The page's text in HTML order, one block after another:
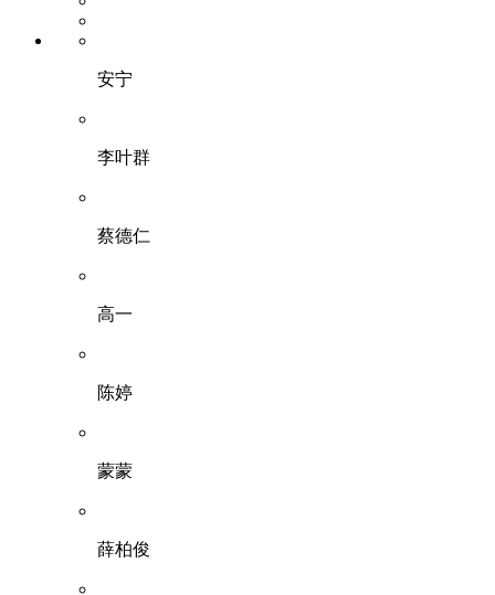
安宁
李叶群
蔡德仁
高一
陈婷
蒙蒙
薛柏俊